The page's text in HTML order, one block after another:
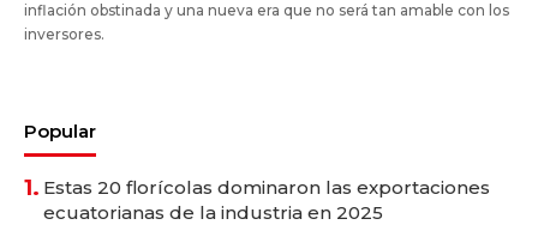
inflación obstinada y una nueva era que no será tan amable con los
inversores.
Popular
1. Estas 20 florícolas dominaron las exportaciones
ecuatorianas de la industria en 2025